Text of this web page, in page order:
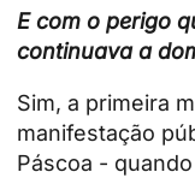
E com o perigo
continuava a
Sim, a primeira
manifestação
Páscoa -